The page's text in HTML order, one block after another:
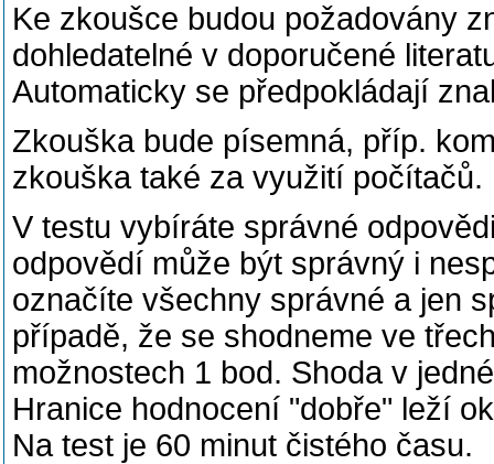
Ke zkoušce budou požadovány
dohledatelné v doporučené
Automaticky se předpokládají
Zkouška bude písemná, příp.
zkouška také za využití počítačů.
V testu vybíráte správné
odpovědí může být správný i
označíte všechny správné a jen
případě, že se shodneme ve
možnostech 1 bod. Shoda v
Hranice hodnocení "dobře" leží
Na test je 60 minut čistého času.